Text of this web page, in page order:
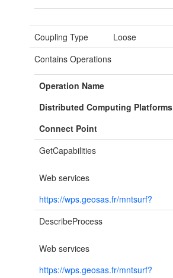
Coupling Type
Loose
Contains Operations
Operation Name
Distributed Computing Platforms
Connect Point
GetCapabilities
Web services
https://wps.geosas.fr/mntsurf?
DescribeProcess
Web services
https://wps.geosas.fr/mntsurf?